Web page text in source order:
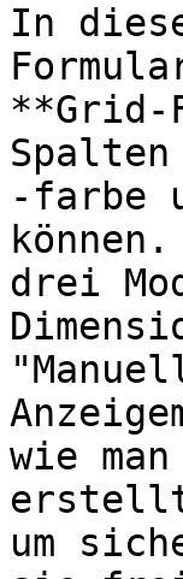
In
**Grid-
-farbe
drei
wie
erstellt
um